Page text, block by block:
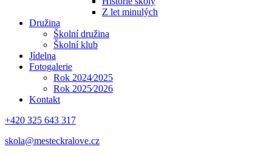
Z let minulých
Družina
Školní družina
Školní klub
Jídelna
Fotogalerie
Rok 2024⁄2025
Rok 2025⁄2026
Kontakt
+420 325 643 317
skola@mesteckralove.cz